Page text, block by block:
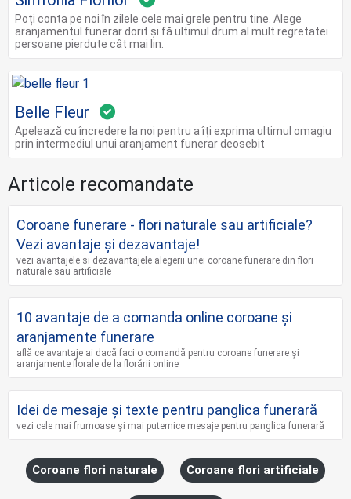
Poți conta pe noi în zilele cele mai grele pentru tine. Alege
aranjamentul funerar dorit și fă ultimul drum al mult regretatei
persoane pierdute cât mai lin.
Belle Fleur
Apelează cu încredere la noi pentru a îți exprima ultimul omagiu
prin intermediul unui aranjament funerar deosebit
Articole recomandate
Coroane funerare - flori naturale sau artificiale?
Vezi avantaje și dezavantaje!
vezi avantajele si dezavantajele alegerii unei coroane funerare din flori
naturale sau artificiale
10 avantaje de a comanda online coroane şi
aranjamente funerare
află ce avantaje ai dacă faci o comandă pentru coroane funerare și
aranjamente florale de la florării online
Idei de mesaje și texte pentru panglica funerară
vezi cele mai frumoase și mai puternice mesaje pentru panglica funerară
Coroane flori naturale Coroane flori artificiale